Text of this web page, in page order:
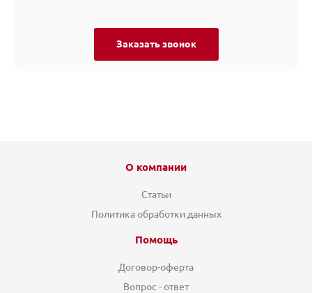
Заказать звонок
О компании
Статьи
Политика обработки данных
Помощь
Договор-оферта
Вопрос - ответ